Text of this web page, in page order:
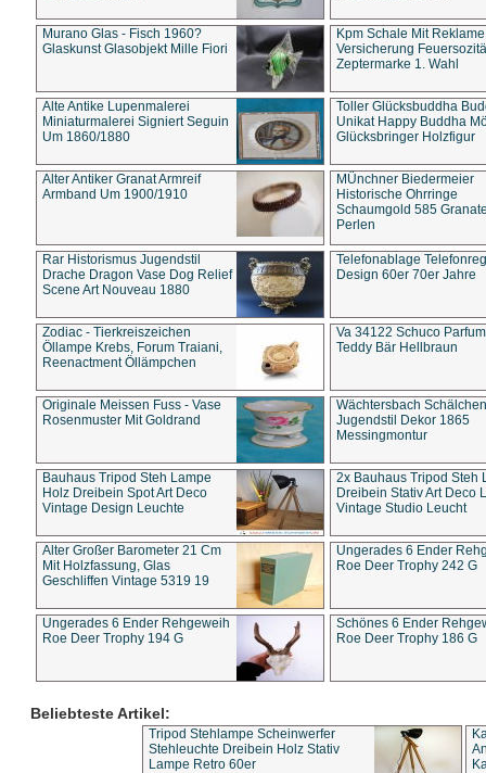
Murano Glas - Fisch 1960?
Glaskunst Glasobjekt Mille Fiori
Kpm Schale Mit Reklame
Versicherung
Zeptermarke 1. Wahl
Alte Antike Lupenmalerei
Miniaturmalerei Signiert Seguin
Um 1860/1880
Toller Glücksbuddha
Unikat Happy Buddha
Glücksbringer Holzfigur
Alter Antiker Granat Armreif
Armband Um 1900/1910
MÜnchner Biedermeier
Historische Ohrringe
Schaumgold 585
Perlen
Rar Historismus Jugendstil
Drache Dragon Vase Dog Relief
Scene Art Nouveau 1880
Telefonablage
Design 60er 70er Jahre
Zodiac - Tierkreiszeichen
Öllampe Krebs, Forum Traiani,
Reenactment Öllämpchen
Va 34122 Schuco
Teddy Bär Hellbraun
Originale Meissen Fuss - Vase
Rosenmuster Mit Goldrand
Wächtersbach Schälchen
Jugendstil Dekor 1865
Messingmontur
Bauhaus Tripod Steh Lampe
Holz Dreibein Spot Art Deco
Vintage Design Leuchte
2x Bauhaus Tripod Steh
Dreibein Stativ Art Deco
Vintage Studio Leucht
Alter Großer Barometer 21 Cm
Mit Holzfassung, Glas
Geschliffen Vintage 5319 19
Ungerades 6 Ender
Roe Deer Trophy 242 G
Ungerades 6 Ender Rehgeweih
Roe Deer Trophy 194 G
Schönes 6 Ender
Roe Deer Trophy 186 G
Beliebteste Artikel:
Tripod Stehlampe Scheinwerfer
Stehleuchte Dreibein Holz Stativ
Lampe Retro 60er